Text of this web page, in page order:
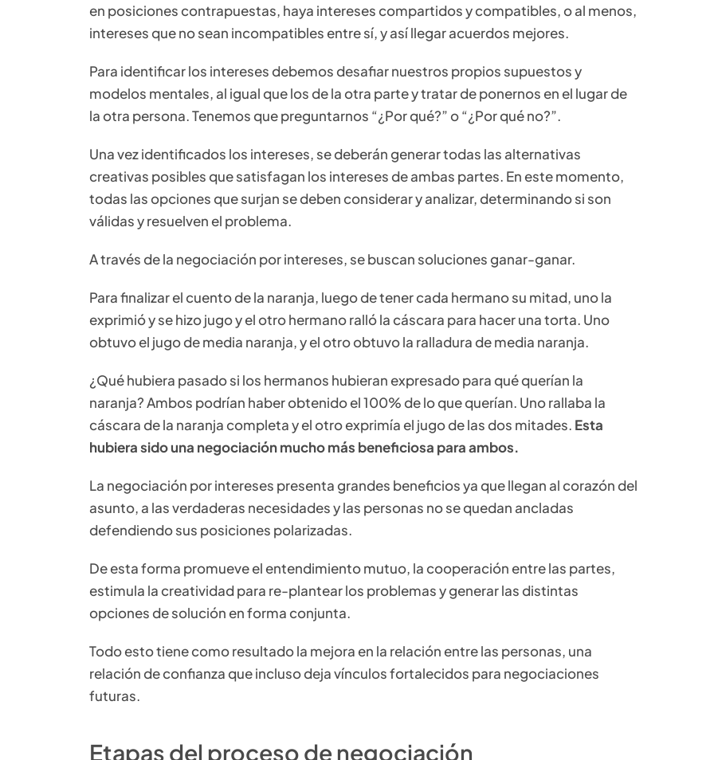
en posiciones contrapuestas, haya intereses compartidos y compatibles, o al menos,
intereses que no sean incompatibles entre sí, y así llegar acuerdos mejores.
Para identificar los intereses debemos desafiar nuestros propios supuestos y
modelos mentales, al igual que los de la otra parte y tratar de ponernos en el lugar de
la otra persona. Tenemos que preguntarnos “¿Por qué?” o “¿Por qué no?”.
Una vez identificados los intereses, se deberán generar todas las alternativas
creativas posibles que satisfagan los intereses de ambas partes. En este momento,
todas las opciones que surjan se deben considerar y analizar, determinando si son
válidas y resuelven el problema.
A través de la negociación por intereses, se buscan soluciones ganar-ganar.
Para finalizar el cuento de la naranja, luego de tener cada hermano su mitad, uno la
exprimió y se hizo jugo y el otro hermano ralló la cáscara para hacer una torta. Uno
obtuvo el jugo de media naranja, y el otro obtuvo la ralladura de media naranja.
¿Qué hubiera pasado si los hermanos hubieran expresado para qué querían la
naranja? Ambos podrían haber obtenido el 100% de lo que querían. Uno rallaba la
cáscara de la naranja completa y el otro exprimía el jugo de las dos mitades. Esta
hubiera sido una negociación mucho más beneficiosa para ambos.
La negociación por intereses presenta grandes beneficios ya que llegan al corazón del
asunto, a las verdaderas necesidades y las personas no se quedan ancladas
defendiendo sus posiciones polarizadas.
De esta forma promueve el entendimiento mutuo, la cooperación entre las partes,
estimula la creatividad para re-plantear los problemas y generar las distintas
opciones de solución en forma conjunta.
Todo esto tiene como resultado la mejora en la relación entre las personas, una
relación de confianza que incluso deja vínculos fortalecidos para negociaciones
futuras.
Etapas del proceso de negociación